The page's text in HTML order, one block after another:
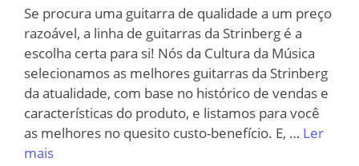
Se procura uma guitarra de qualidade a um preço
razoável, a linha de guitarras da Strinberg é a
escolha certa para si! Nós da Cultura da Música
selecionamos as melhores guitarras da Strinberg
da atualidade, com base no histórico de vendas e
características do produto, e listamos para você
as melhores no quesito custo-benefício. E, … Ler
mais